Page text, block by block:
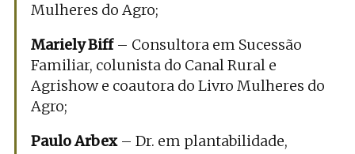
Mulheres do Agro;
Mariely Biff– Consultora em Sucessão
Familiar, colunista do Canal Rural e
Agrishow e coautora do Livro Mulheres do
Agro;
Paulo Arbex– Dr. em plantabilidade,